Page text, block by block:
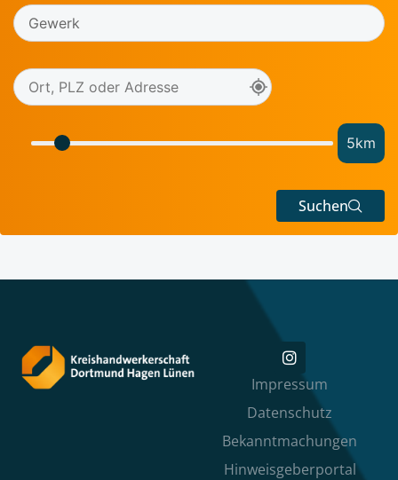
5km
Suchen
Impressum
Datenschutz
Bekanntmachungen
Hinweisgeberportal